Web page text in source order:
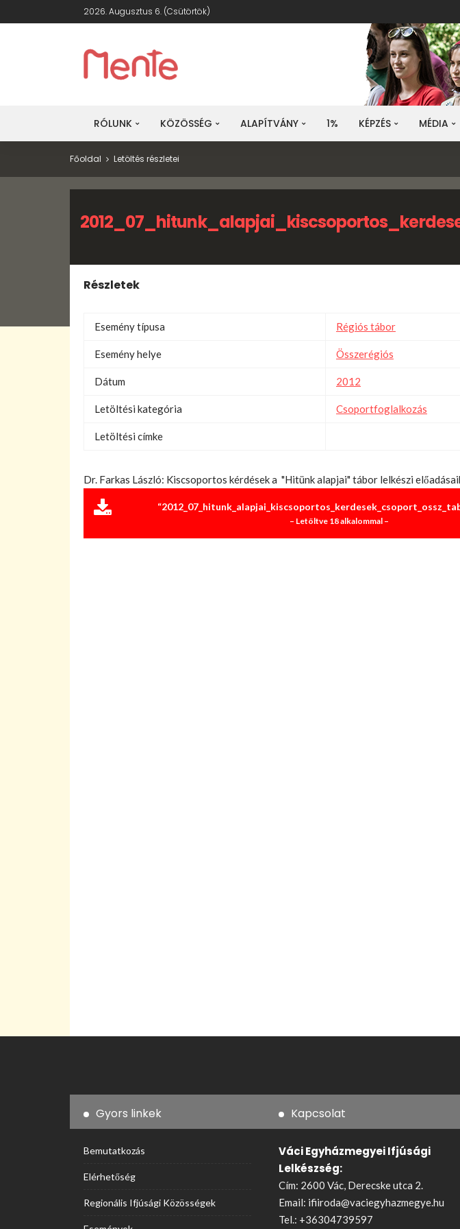
2026. Augusztus 6. (csütörtök)
RÓLUNK KÖZÖSSÉG ALAPÍTVÁNY 1% KÉPZÉS MÉDIA
Főoldal Letöltés részletei
Részletek
Esemény típusa Régiós tábor
Esemény helye Összerégiós
Dátum 2012
Letöltési kategória Csoportfoglalkozás
Letöltési címke
Dr. Farkas László: Kiscsoportos kérdések a "Hitünk alapjai" tábor lelkészi
– Letöltve 18 alkalommal –
Gyors linkek
Bemutatkozás
Elérhetőség
Regionális Ifjúsági Közösségek
Kapcsolat
Váci Egyházmegyei Ifjúsági
Lelkészség:
Cím: 2600 Vác, Derecske utca 2.
Email: ifiiroda@vaciegyhazmegye.hu
Tel.: +36304739597